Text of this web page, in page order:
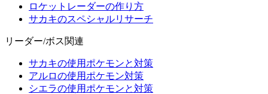
ロケットレーダーの作り方
サカキのスペシャルリサーチ
リーダー/ボス関連
サカキの使用ポケモンと対策
アルロの使用ポケモン対策
シエラの使用ポケモンと対策